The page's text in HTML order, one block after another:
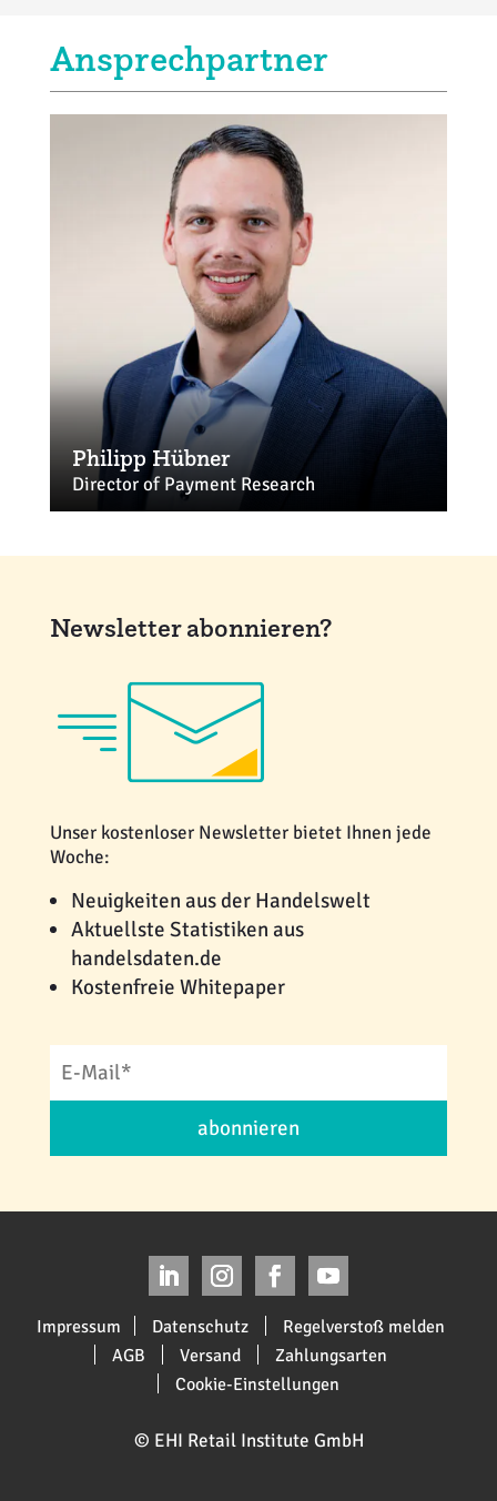
Ansprechpartner
Philipp Hübner
Director of Payment Research
Newsletter abonnieren?
Unser kostenloser Newsletter bietet Ihnen jede
Woche:
Neuigkeiten aus der Handelswelt
Aktuellste Statistiken aus
handelsdaten.de
Kostenfreie Whitepaper
abonnieren
Impressum Datenschutz
Regelverstoß melden
AGB
Versand
Zahlungsarten
Cookie-Einstellungen
© EHI Retail Institute GmbH